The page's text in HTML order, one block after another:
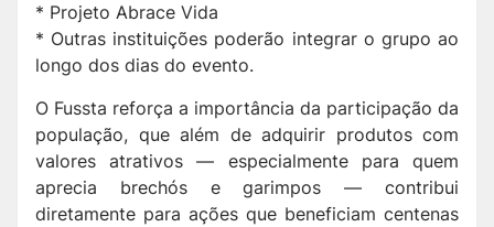
* Projeto Abrace Vida
* Outras instituições poderão integrar o grupo ao
longo dos dias do evento.
O Fussta reforça a importância da participação da
população, que além de adquirir produtos com
valores atrativos — especialmente para quem
aprecia brechós e garimpos — contribui
diretamente para ações que beneficiam centenas